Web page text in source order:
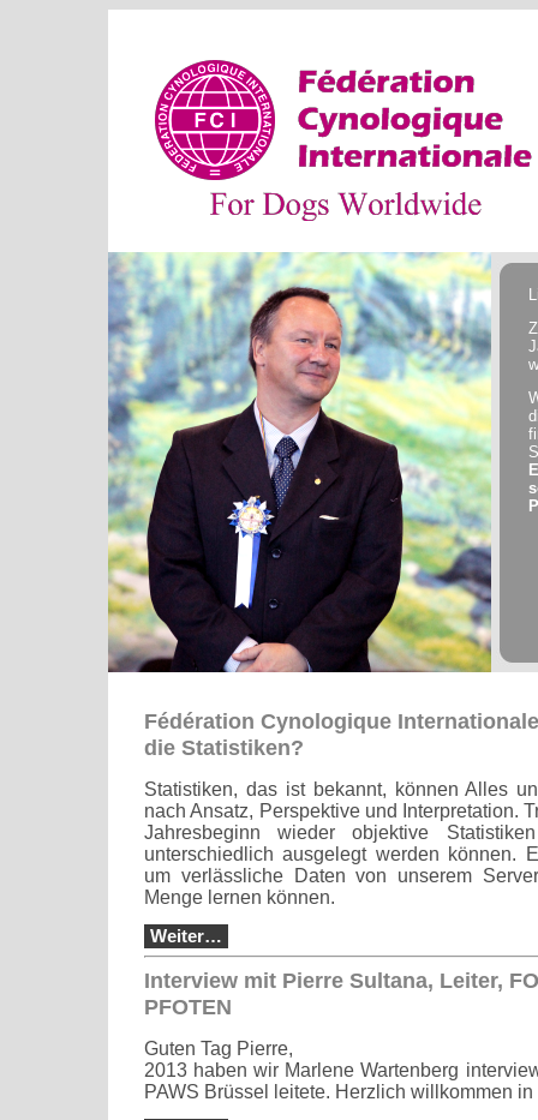
Fédération Cynologique
die Statistiken?
Statistiken, das ist bekannt, können Alles
nach Ansatz, Perspektive und Interpretation.
Jahresbeginn wieder objektive
unterschiedlich ausgelegt werden können.
um verlässliche Daten von unserem
Menge lernen können.
Weiter…
Interview mit Pierre Sultana, Leiter,
PFOTEN
Guten Tag Pierre,
2013 haben wir Marlene Wartenberg
PAWS Brüssel leitete. Herzlich willkommen